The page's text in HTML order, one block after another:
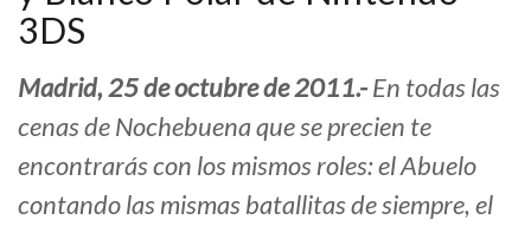
3DS
Madrid, 25 de octubre de 2011.-En todas las
cenas de Nochebuena que se precien te
encontrarás con los mismos roles: el Abuelo
contando las mismas batallitas de siempre, el